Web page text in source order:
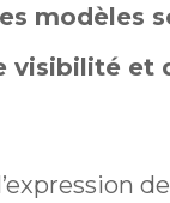
modèles
visibilité et